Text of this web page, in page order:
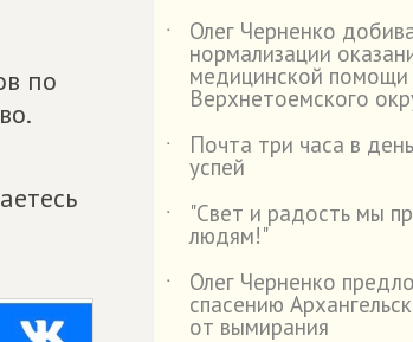
по
˙
Олег Черненко
нормализации
медицинской помощи
Верхнетоемского
˙
Почта три часа в
успей
˙
"Свет и радость мы
людям!"
˙
Олег Черненко
спасению
от вымирания